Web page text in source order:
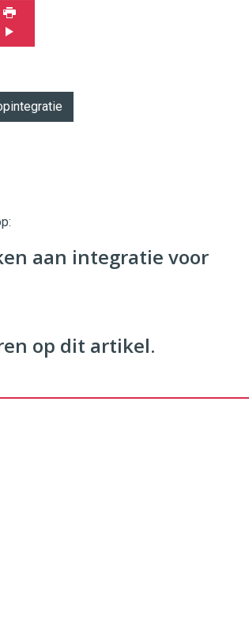
aan integratie voor
op dit artikel.